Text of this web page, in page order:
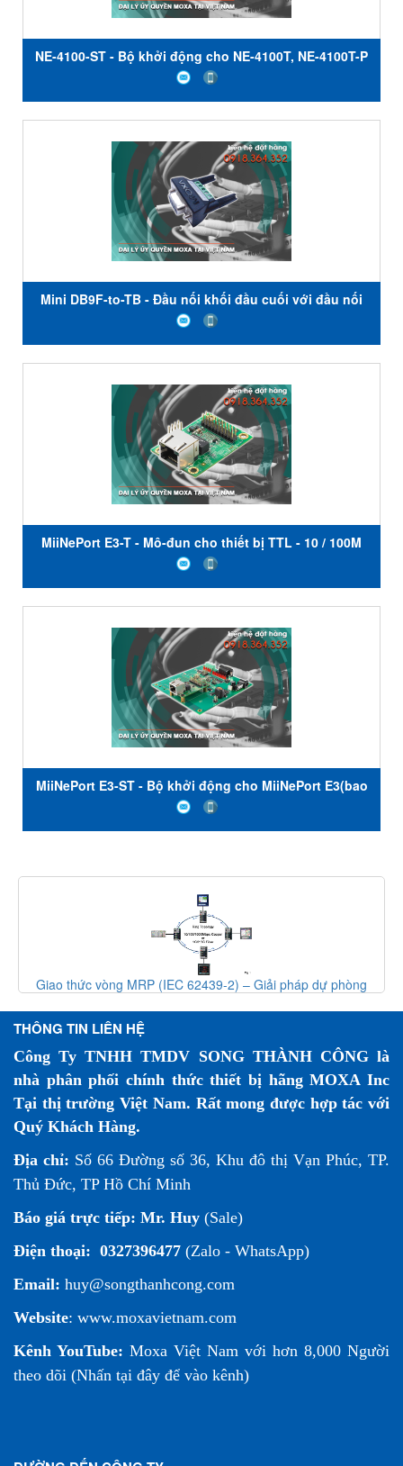
NE-4100-ST - Bộ khởi động cho NE-4100T, NE-4100T-P
- Moxa Việt Nam
Mini DB9F-to-TB - Đầu nối khối đầu cuối với đầu nối
cái DB9 - Moxa Việt Nam
MiiNePort E3-T - Mô-đun cho thiết bị TTL - 10 / 100M
với đầu nối RJ45 - Tốc độ truyền 50 bps đến 230,4
Kbps - Nhiệt độ hoạt động -40 đến 85 ° C - Moxa Việt
MiiNePort E3-ST - Bộ khởi động cho MiiNePort E3(bao
gồm mô-đun) - Moxa Việt Nam
Giao thức vòng MRP (IEC 62439-2) – Giải pháp dự phòng
THÔNG TIN LIÊN HỆ
Công Ty TNHH TMDV SONG THÀNH CÔNG là
nhà phân phối chính thức thiết bị hãng MOXA Inc
Tại thị trường Việt Nam. Rất mong được hợp tác với
Quý Khách Hàng.
Địa chỉ: Số 66 Đường số 36, Khu đô thị Vạn Phúc, TP.
Thủ Đức, TP Hồ Chí Minh
Báo giá trực tiếp: Mr. Huy (Sale)
Điện thoại: 0327396477 (Zalo - WhatsApp)
Email: huy@songthanhcong.com
Website: www.moxavietnam.com
Kênh YouTube: Moxa Việt Nam với hơn 8,000 Người
theo dõi (Nhấn tại đây để vào kênh)